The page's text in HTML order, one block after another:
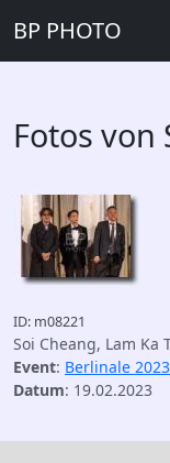
BP PHOTO
Fotos von
ID: m08221
Soi Cheang, Lam Ka
Event: Berlinale
Datum: 19.02.2023